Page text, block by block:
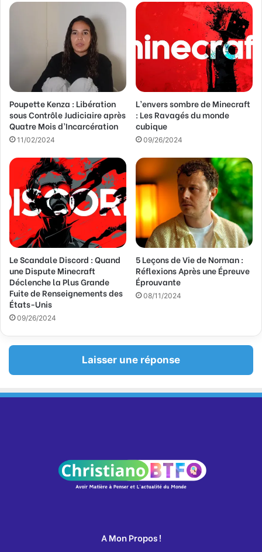
r
s
e
E
m
a
l
Poupette Kenza : Libération
sous Contrôle Judiciaire après
Quatre Mois d’Incarcération
11/02/2024
L’envers sombre de Minecraft
: Les Ravagés du monde
cubique
09/26/2024
Le Scandale Discord : Quand
une Dispute Minecraft
Déclenche la Plus Grande
Fuite de Renseignements des
États-Unis
09/26/2024
5 Leçons de Vie de Norman :
Réflexions Après une Épreuve
Éprouvante
08/11/2024
Laisser une réponse
A Mon Propos !